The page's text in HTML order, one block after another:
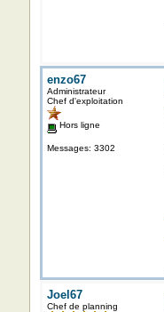
enzo67
Administrateur
Chef d'exploitation
Hors ligne
Messages: 3302
Joel67
Chef de planning